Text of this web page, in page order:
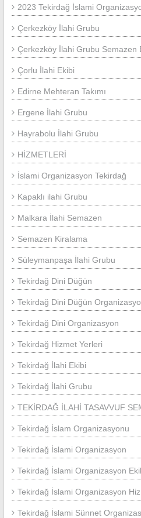
2023 Tekirdağ İslami
Çerkezköy İlahi Grubu
Çerkezköy İlahi Grubu Semazen
Çorlu İlahi Ekibi
Edirne Mehteran Takımı
Ergene İlahi Grubu
Hayrabolu İlahi Grubu
HİZMETLERİ
İslami Organizasyon Tekirdağ
Kapaklı ilahi Grubu
Malkara İlahi Semazen
Semazen Kiralama
Süleymanpaşa İlahi Grubu
Tekirdağ Dini Düğün
Tekirdağ Dini Düğün
Tekirdağ Dini Organizasyon
Tekirdağ Hizmet Yerleri
Tekirdağ İlahi Ekibi
Tekirdağ İlahi Grubu
TEKİRDAĞ İLAHİ TASAVVUF
Tekirdağ İslam Organizasyonu
Tekirdağ İslami Organizasyon
Tekirdağ İslami Organizasyon
Tekirdağ İslami Organizasyon
Tekirdağ İslami Sünnet